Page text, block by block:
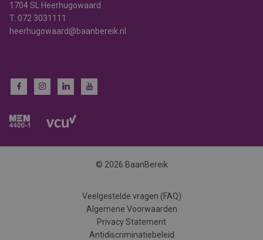
1704 SL Heerhugowaard
T. 072 3031111
heerhugowaard@baanbereik.nl
© 2026 BaanBereik
Veelgestelde vragen (FAQ)
Algemene Voorwaarden
Privacy Statement
Antidiscriminatiebeleid